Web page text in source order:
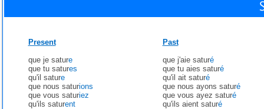
Present
que je sature
que tu satures
qu'il sature
que nous saturions
que vous saturiez
qu'ils saturent
Past
que j'aie saturé
que tu aies saturé
qu'il ait saturé
que nous ayons saturé
que vous ayez saturé
qu'ils aient saturé